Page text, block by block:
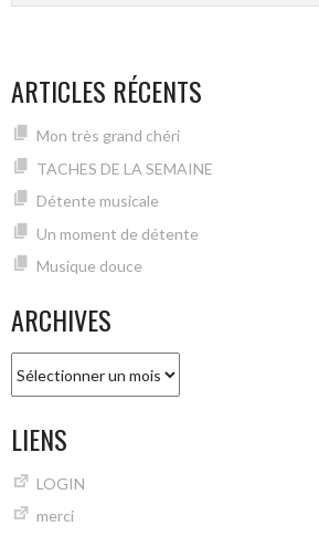
ARTICLES RÉCENTS
Mon très grand chéri
TACHES DE LA SEMAINE
Détente musicale
Un moment de détente
Musique douce
ARCHIVES
LIENS
LOGIN
merci